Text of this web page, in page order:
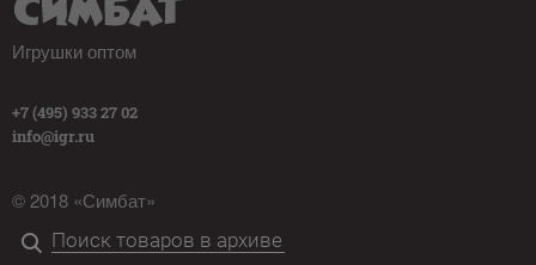
Игрушки оптом
+7 (495) 933 27 02
info@igr.ru
© 2018 «Симбат»